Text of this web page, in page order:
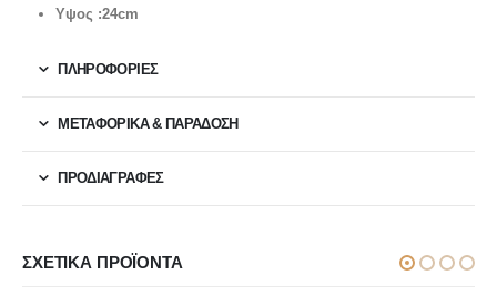
Υψος :24cm
ΠΛΗΡΟΦΟΡΙΕΣ
ΜΕΤΑΦΟΡΙΚΆ & ΠΑΡΆΔΟΣΗ
ΠΡΟΔΙΑΓΡΑΦΕΣ
ΣΧΕΤΙΚΆ ΠΡΟΪΌΝΤΑ